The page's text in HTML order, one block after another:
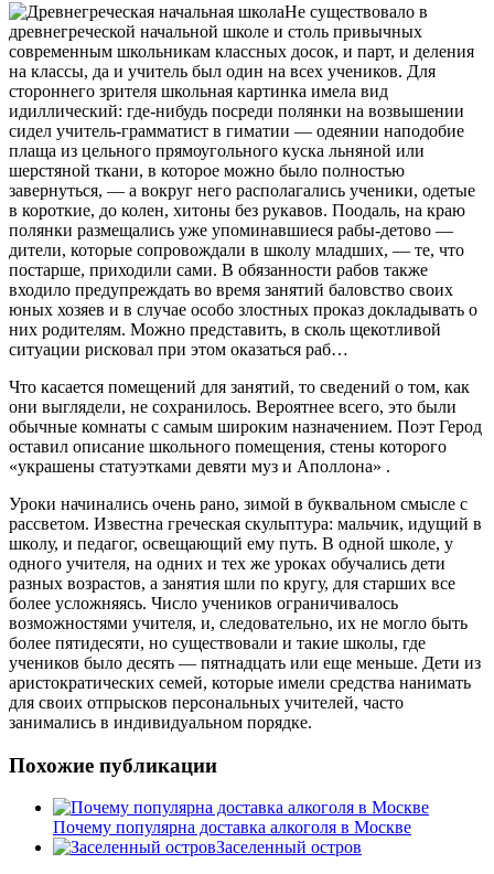
Не существовало в
древнегреческой начальной школе и столь привычных
современным школьникам классных досок, и парт, и деления
на классы, да и учитель был один на всех учеников. Для
стороннего зрителя школьная картинка имела вид
идиллический: где-нибудь посреди полянки на возвышении
сидел учитель-грамматист в гиматии — одеянии наподобие
плаща из цельного прямоугольного куска льняной или
шерстяной ткани, в которое можно было полностью
завернуться, — а вокруг него располагались ученики, одетые
в короткие, до колен, хитоны без рукавов. Поодаль, на краю
полянки размещались уже упоминавшиеся рабы-детово —
дители, которые сопровождали в школу младших, — те, что
постарше, приходили сами. В обязанности рабов также
входило предупреждать во время занятий баловство своих
юных хозяев и в случае особо злостных проказ докладывать о
них родителям. Можно представить, в сколь щекотливой
ситуации рисковал при этом оказаться раб…
Что касается помещений для занятий, то сведений о том, как
они выглядели, не сохранилось. Вероятнее всего, это были
обычные комнаты с самым широким назначением. Поэт Герод
оставил описание школьного помещения, стены которого
«украшены статуэтками девяти муз и Аполлона» .
Уроки начинались очень рано, зимой в буквальном смысле с
рассветом. Известна греческая скульптура: мальчик, идущий в
школу, и педагог, освещающий ему путь. В одной школе, у
одного учителя, на одних и тех же уроках обучались дети
разных возрастов, а занятия шли по кругу, для старших все
более усложняясь. Число учеников ограничивалось
возможностями учителя, и, следовательно, их не могло быть
более пятидесяти, но существовали и такие школы, где
учеников было десять — пятнадцать или еще меньше. Дети из
аристократических семей, которые имели средства нанимать
для своих отпрысков персональных учителей, часто
занимались в индивидуальном порядке.
Похожие публикации
Почему популярна доставка алкоголя в Москве
Заселенный остров